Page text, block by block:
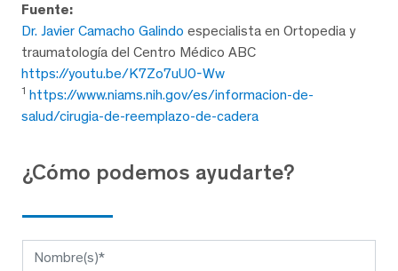
Fuente:
Dr. Javier Camacho Galindo especialista en Ortopedia y
traumatología del Centro Médico ABC
https://youtu.be/K7Zo7uU0-Ww
1 https://www.niams.nih.gov/es/informacion-de-
salud/cirugia-de-reemplazo-de-cadera
¿Cómo podemos ayudarte?